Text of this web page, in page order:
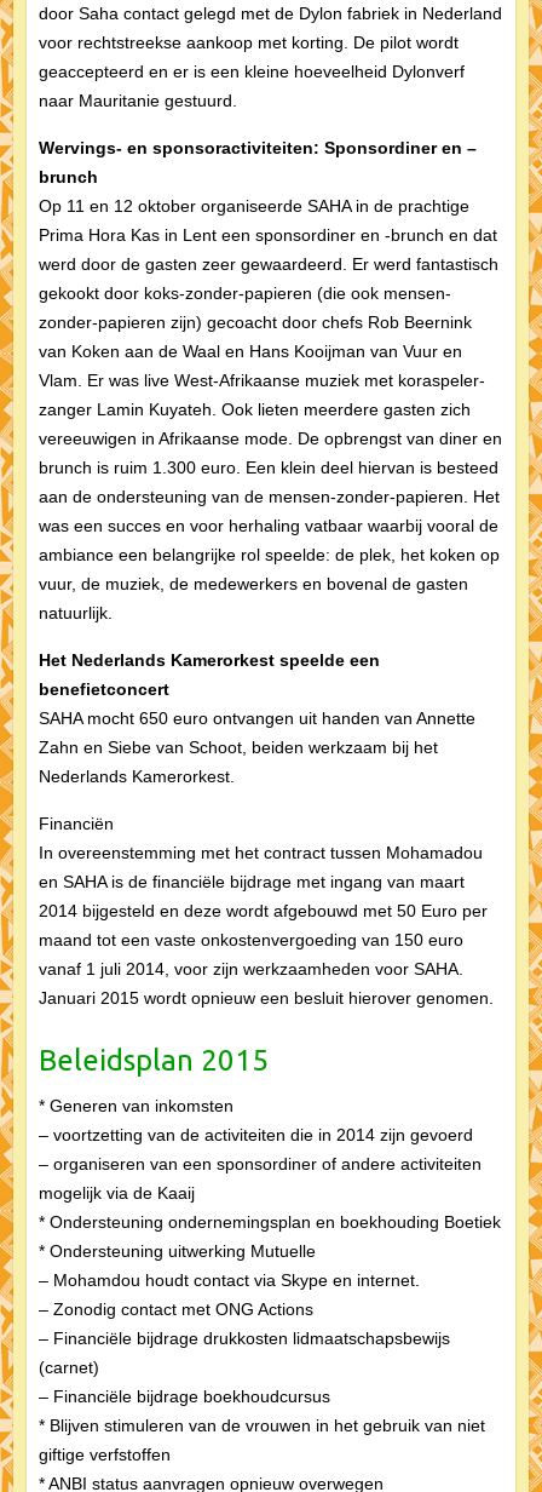
door Saha contact gelegd met de Dylon fabriek in Nederland
voor rechtstreekse aankoop met korting. De pilot wordt
geaccepteerd en er is een kleine hoeveelheid Dylonverf
naar Mauritanie gestuurd.
Wervings- en sponsoractiviteiten: Sponsordiner en –
brunch
Op 11 en 12 oktober organiseerde SAHA in de prachtige
Prima Hora Kas in Lent een sponsordiner en -brunch en dat
werd door de gasten zeer gewaardeerd. Er werd fantastisch
gekookt door koks-zonder-papieren (die ook mensen-
zonder-papieren zijn) gecoacht door chefs Rob Beernink
van Koken aan de Waal en Hans Kooijman van Vuur en
Vlam. Er was live West-Afrikaanse muziek met koraspeler-
zanger Lamin Kuyateh. Ook lieten meerdere gasten zich
vereeuwigen in Afrikaanse mode. De opbrengst van diner en
brunch is ruim 1.300 euro. Een klein deel hiervan is besteed
aan de ondersteuning van de mensen-zonder-papieren. Het
was een succes en voor herhaling vatbaar waarbij vooral de
ambiance een belangrijke rol speelde: de plek, het koken op
vuur, de muziek, de medewerkers en bovenal de gasten
natuurlijk.
Het Nederlands Kamerorkest speelde een
benefietconcert
SAHA mocht 650 euro ontvangen uit handen van Annette
Zahn en Siebe van Schoot, beiden werkzaam bij het
Nederlands Kamerorkest.
Financiën
In overeenstemming met het contract tussen Mohamadou
en SAHA is de financiële bijdrage met ingang van maart
2014 bijgesteld en deze wordt afgebouwd met 50 Euro per
maand tot een vaste onkostenvergoeding van 150 euro
vanaf 1 juli 2014, voor zijn werkzaamheden voor SAHA.
Januari 2015 wordt opnieuw een besluit hierover genomen.
Beleidsplan 2015
* Generen van inkomsten
– voortzetting van de activiteiten die in 2014 zijn gevoerd
– organiseren van een sponsordiner of andere activiteiten
mogelijk via de Kaaij
* Ondersteuning ondernemingsplan en boekhouding Boetiek
* Ondersteuning uitwerking Mutuelle
– Mohamdou houdt contact via Skype en internet.
– Zonodig contact met ONG Actions
– Financiële bijdrage drukkosten lidmaatschapsbewijs
(carnet)
– Financiële bijdrage boekhoudcursus
* Blijven stimuleren van de vrouwen in het gebruik van niet
giftige verfstoffen
* ANBI status aanvragen opnieuw overwegen